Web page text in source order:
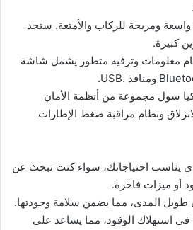
ومريحة للركاب والأمتعة. ستجد
كبيرة.
معلومات وترفيه متطور يشمل شاشة
سول مجموعة من أنظمة الأمان
ونظام مراقبة ضغط الإطارات
يناسب احتياجاتك، سواء كنت تبحث عن
أو ميزات فاخرة.
في استهلاك الوقود، مما يساعد على